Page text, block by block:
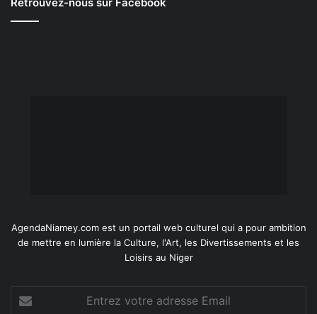
AgendaNiamey.com est un portail web culturel qui a pour ambition
de mettre en lumière la Culture, l'Art, les Divertissements et les
Loisirs au Niger
votre